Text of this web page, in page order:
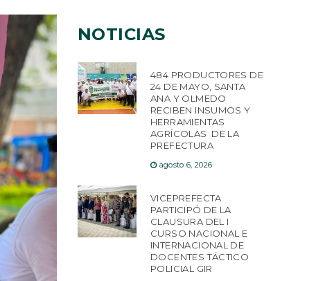
NOTICIAS
484 PRODUCTORES DE
24 DE MAYO, SANTA
ANA Y OLMEDO
RECIBEN INSUMOS Y
HERRAMIENTAS
AGRÍCOLAS DE LA
PREFECTURA
agosto 6, 2026
VICEPREFECTA
PARTICIPÓ DE LA
CLAUSURA DEL I
CURSO NACIONAL E
INTERNACIONAL DE
DOCENTES TÁCTICO
POLICIAL GIR